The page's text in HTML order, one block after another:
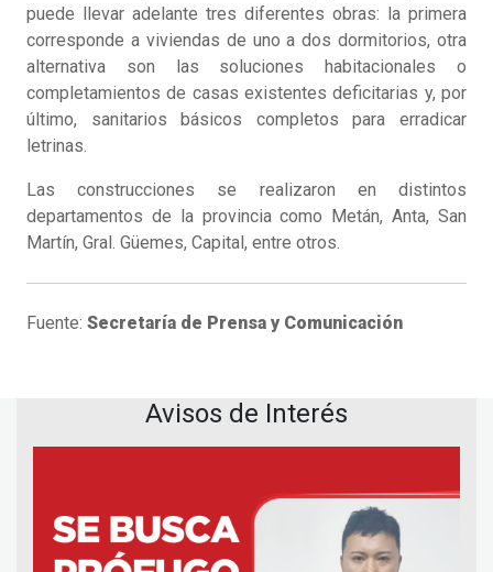
puede llevar adelante tres diferentes obras: la primera
corresponde a viviendas de uno a dos dormitorios, otra
alternativa son las soluciones habitacionales o
completamientos de casas existentes deficitarias y, por
último, sanitarios básicos completos para erradicar
letrinas.
Las construcciones se realizaron en distintos
departamentos de la provincia como Metán, Anta, San
Martín, Gral. Güemes, Capital, entre otros.
Fuente: Secretaría de Prensa y Comunicación
Avisos de Interés